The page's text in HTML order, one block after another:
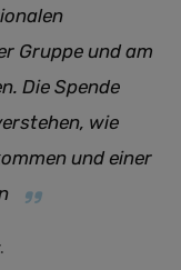
Gruppe und am
Die Spende
wie
und einer